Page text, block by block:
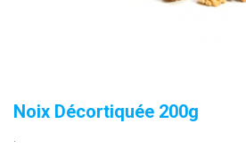
Noix Décortiquée 200g
.